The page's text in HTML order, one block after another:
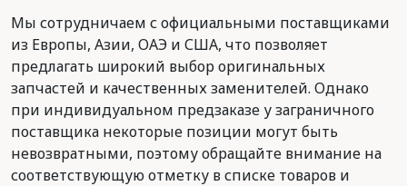
Мы сотрудничаем с официальными поставщиками
из Европы, Азии, ОАЭ и США, что позволяет
предлагать широкий выбор оригинальных
запчастей и качественных заменителей. Однако
при индивидуальном предзаказе у заграничного
поставщика некоторые позиции могут быть
невозвратными, поэтому обращайте внимание на
соответствующую отметку в списке товаров и